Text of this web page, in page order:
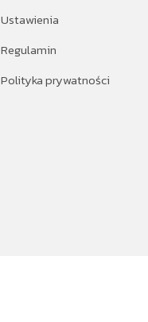
Ustawienia
Regulamin
Polityka prywatności